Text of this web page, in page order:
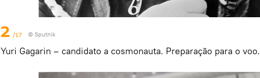
2 /17 © Sputnik
Yuri Gagarin – candidato a cosmonauta. Preparação para o voo.